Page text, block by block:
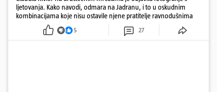
ljetovanja. Kako navodi, odmara na Jadranu, i to u oskudnim
kombinacijama koje nisu ostavile njene pratitelje ravnodušnima
5 27